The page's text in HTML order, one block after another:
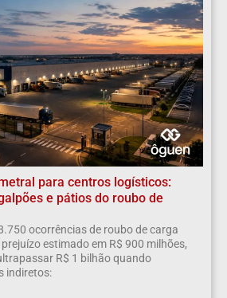
para centros logísticos:
e pátios do roubo de
ocorrências de roubo de carga
estimado em R$ 900 milhões,
R$ 1 bilhão quando
indiretos: